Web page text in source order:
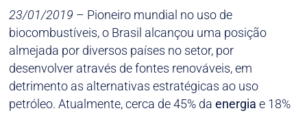
23/01/2019 – Pioneiro mundial no uso de
biocombustíveis, o Brasil alcançou uma posição
almejada por diversos países no setor, por
desenvolver através de fontes renováveis, em
detrimento as alternativas estratégicas ao uso
petróleo. Atualmente, cerca de 45% daenergia e 18%